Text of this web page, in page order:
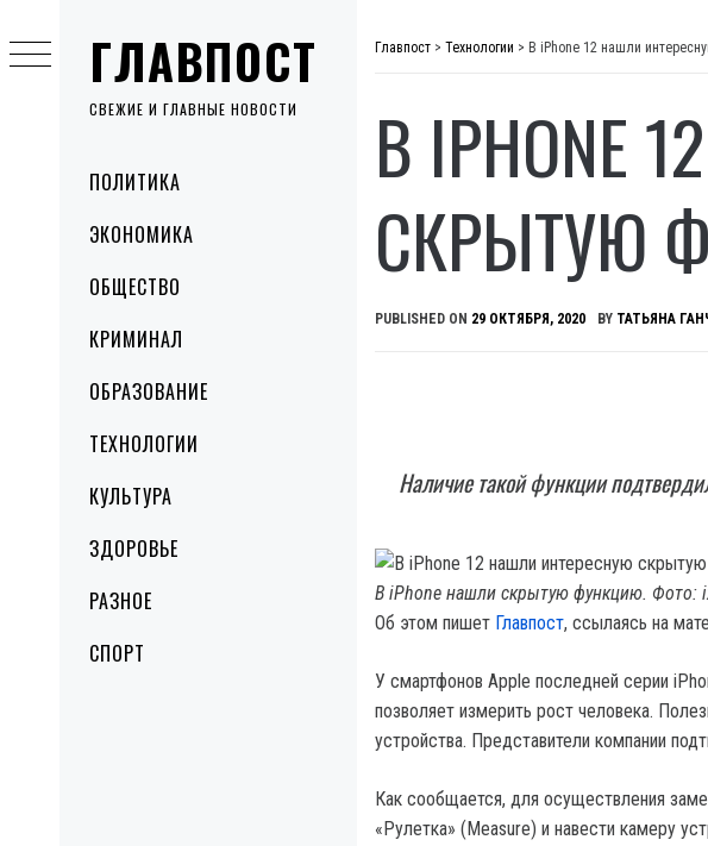
ГЛАВПОСТ
СВЕЖИЕ И ГЛАВНЫЕ НОВОСТИ
MenuПОЛИТИКА
ЭКОНОМИКА
ОБЩЕСТВО
КРИМИНАЛ
ОБРАЗОВАНИЕ
ТЕХНОЛОГИИ
КУЛЬТУРА
ЗДОРОВЬЕ
РАЗНОЕ
СПОРТ
to
content
Главпост > Технологии > В iPhone 12 нашли
В IPHONE
СКРЫТУЮ
PUBLISHED ON 29 ОКТЯБРЯ, 2020 BY ТАТЬЯНА
Наличие такой функции
В iPhone нашли скрытую функцию. Фото:
Об этом пишет Главпост, ссылаясь на
У смартфонов Apple последней серии
позволяет измерить рост человека.
устройства. Представители компании
Как сообщается, для осуществления
«Рулетка» (Measure) и навести камеру